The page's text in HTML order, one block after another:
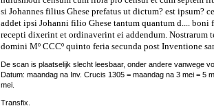
si Johannes filius Ghese prefatus ut dictum? est ipsum?
addet ipsi Johanni filio Ghese tantum quantum d.... boni
recepti dixerint et ordinaverint ei addendum. Nostrarum
domini Mº CCCº quinto feria secunda post Inventione
De scan is plaatselijk slecht leesbaar, onder andere vanwege
Datum: maandag na Inv. Crucis 1305 = maandag na 3 mei = 5
mei.
Transfix.